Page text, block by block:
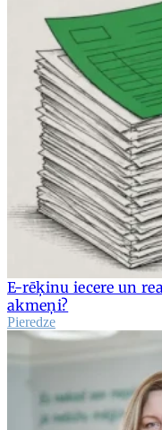
E-rēķinu iecere un
akmeņi?
Pieredze